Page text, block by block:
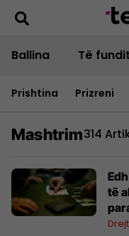
Ballina Të fundit
Prishtina Prizreni
Mashtrim314
të